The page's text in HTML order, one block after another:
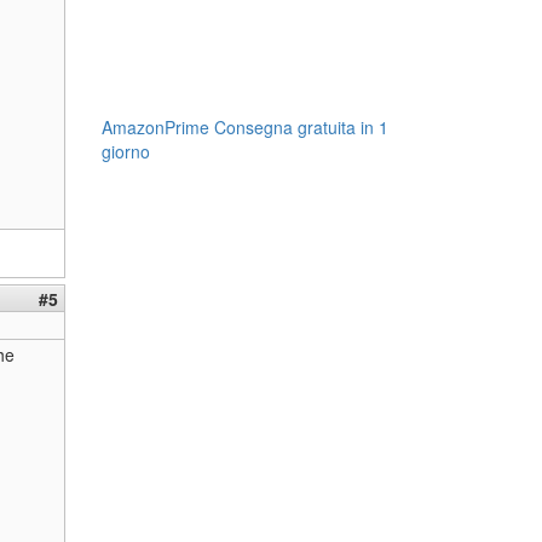
#5
AmazonPrime Consegna gratuita in 1
giorno